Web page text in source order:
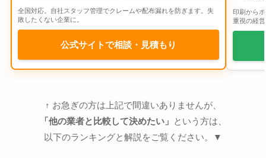
全国対応。自社スタッフ管理でクレームや配布漏れを防ぎます。失
敗したくない企業に。
公式サイトで相談・見積もり
印刷から
重視の経
↑ お急ぎの方は上記で間違いありませんが、
「他の業者と比較して決めたい」 という方は、
以下のランキングと解説をご覧ください。▼